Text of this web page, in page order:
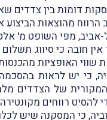
בין צדדים שאין
הרווח מהוצאות הביצוע
מפי השופט מ'
חובה כי סיווג
שווי האופציות
כי יש לראות
המקורית של הצדדים
להסיט רווחים